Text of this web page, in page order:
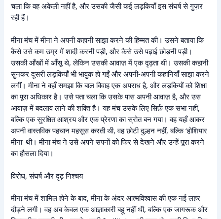
चला कि वह अकेली नहीं है, और उसकी जैसी कई लड़कियाँ इस संघर्ष से गुज़र
रही हैं।
मीना मंच में मीना ने अपनी कहानी साझा करने की हिम्मत की। उसने बताया कि
कैसे उसे कम उम्र में शादी करनी पड़ी, और कैसे उसे पढ़ाई छोड़नी पड़ी।
उसकी आँखों में आँसू थे, लेकिन उसकी आवाज़ में एक दृढ़ता थी। उसकी कहानी
सुनकर दूसरी लड़कियाँ भी भावुक हो गईं और अपनी-अपनी कहानियाँ साझा करने
लगीं। मीना ने वहाँ समझा कि बाल विवाह एक अपराध है, और लड़कियों को शिक्षा
का पूरा अधिकार है। उसे पता चला कि उसके पास अपनी आवाज़ है, और उस
आवाज़ में बदलाव लाने की शक्ति है। यह मंच उसके लिए सिर्फ़ एक सभा नहीं,
बल्कि एक सुरक्षित आश्रय और एक प्रेरणा का स्रोत बन गया। वह यहाँ आकर
अपनी वास्तविक पहचान महसूस करती थी, वह छोटी दुल्हन नहीं, बल्कि ‘होशियार
मीना’ थी। मीना मंच ने उसे अपने सपनों को फिर से देखने और उन्हें पूरा करने
का हौसला दिया।
विरोध, संघर्ष और दृढ़ निश्चय
मीना मंच में शामिल होने के बाद, मीना के अंदर आत्मविश्वास की एक नई लहर
दौड़ने लगी। वह अब केवल एक आज्ञाकारी बहू नहीं थी, बल्कि एक जागरूक और